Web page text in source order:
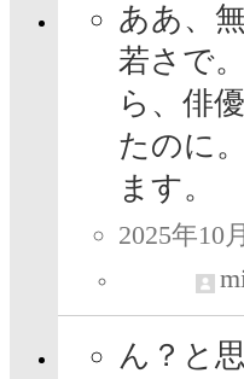
ああ、
若さで
ら、俳
たのに
ます。
2025年10
ん？と